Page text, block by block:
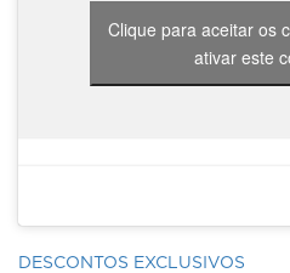
Clique para aceitar os
ativar este
DESCONTOS EXCLUSIVOS